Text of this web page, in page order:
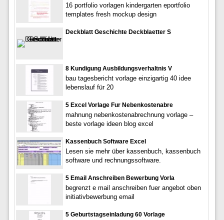
16 portfolio vorlagen kindergarten eportfolio
templates fresh mockup design
Deckblatt Geschichte Deckblaetter S
8 Kundigung Ausbildungsverhaltnis V
bau tagesbericht vorlage einzigartig 40 idee
lebenslauf für 20
5 Excel Vorlage Fur Nebenkostenabre
mahnung nebenkostenabrechnung vorlage –
beste vorlage ideen blog excel
Kassenbuch Software Excel
Lesen sie mehr über kassenbuch, kassenbuch
software und rechnungssoftware.
5 Email Anschreiben Bewerbung Vorla
begrenzt e mail anschreiben fuer angebot oben
initiativbewerbung email
5 Geburtstagseinladung 60 Vorlage